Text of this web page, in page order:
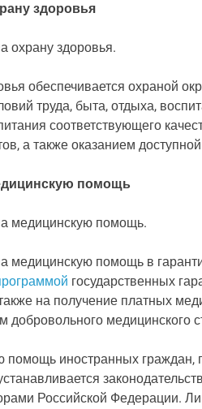
здоровья
охрану здоровья.
обеспечивается охраной
труда, быта, отдыха,
соответствующего
а также оказанием
помощь
медицинскую помощь.
медицинскую помощь в
государственных
на получение платных
добровольного медицинского
помощь иностранных
Российской Федерации.